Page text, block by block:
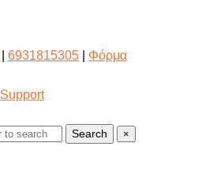
6931815305
Φόρμα
Search ×